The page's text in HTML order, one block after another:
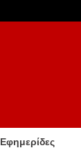
Εφημερίδες